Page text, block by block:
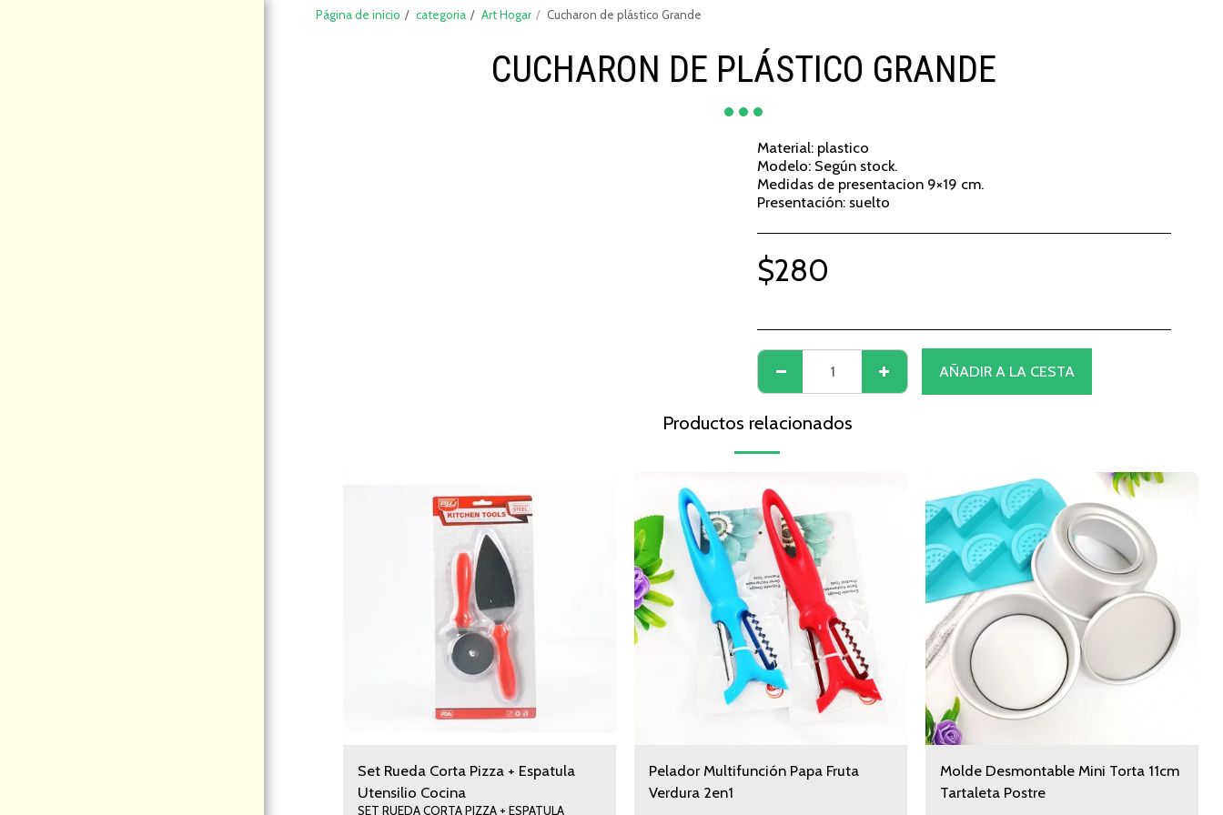
Página de inicio categoria Art Hogar Cucharon de plástico Grande
CUCHARON DE PLÁSTICO GRANDE
Material: plastico
Modelo: Según stock.
Medidas de presentacion 9×19 cm.
Presentación: suelto
$280
AÑADIR A LA CESTA
Productos relacionados
Set Rueda Corta Pizza + Espatula
Utensilio Cocina
SET RUEDA CORTA PIZZA + ESPATULA
Pelador Multifunción Papa Fruta
Verdura 2en1
Molde Desmontable Mini Torta 11cm
Tartaleta Postre